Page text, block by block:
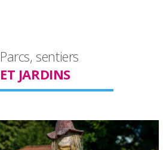
Parcs, sentiers
ET JARDINS